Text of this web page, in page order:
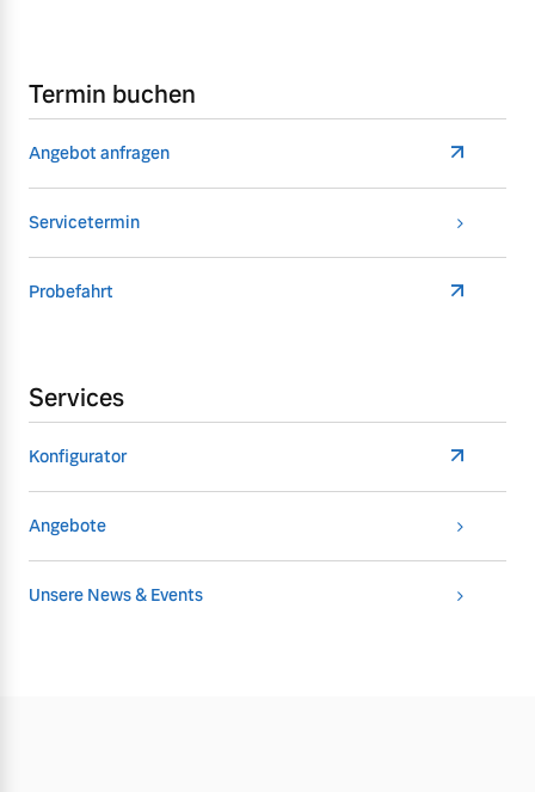
Termin buchen
Angebot anfragen
Servicetermin
Probefahrt
Services
Konfigurator
Angebote
Unsere News & Events